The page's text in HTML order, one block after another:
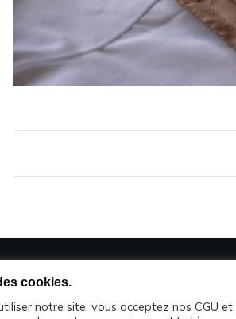
cookies.
notre site, vous acceptez nos CGU